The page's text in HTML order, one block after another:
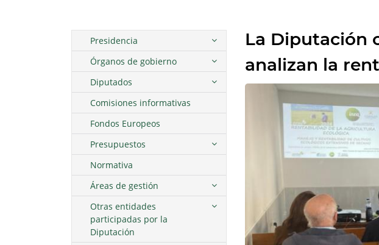
La Diputación
analizan la
Presidencia
Órganos de gobierno
Diputados
Comisiones informativas
Fondos Europeos
Presupuestos
Normativa
Áreas de gestión
Otras entidades
participadas por la
Diputación